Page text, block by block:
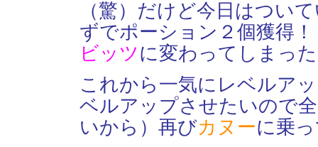
（驚）だけど今日はつい
ずでポーション２個獲得
ビッツ に変わってしまっ
これから一気にレベルア
ベルアップさせたいので
いから）再びカヌーに乗